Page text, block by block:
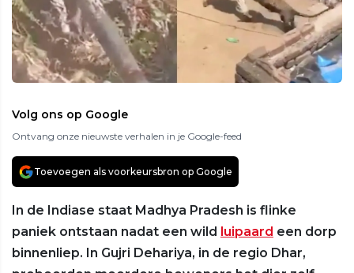
Volg ons op Google
Ontvang onze nieuwste verhalen in je Google-feed
Toevoegen als voorkeursbron op Google
In de Indiase staat Madhya Pradesh is flinke
paniek ontstaan nadat een wild luipaard een dorp
binnenliep. In Gujri Dehariya, in de regio Dhar,